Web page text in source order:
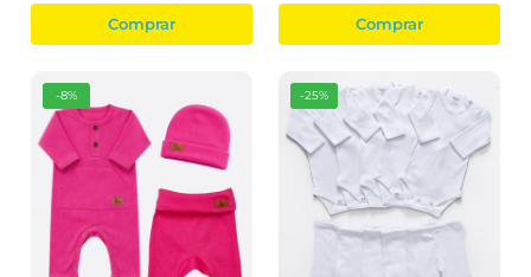
Comprar Comprar
-8% -25%